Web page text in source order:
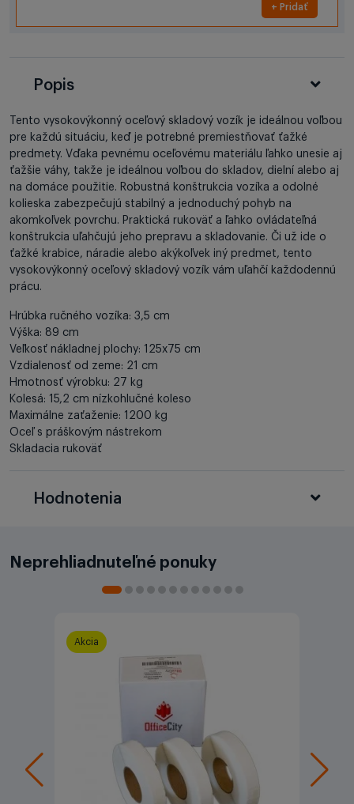
+ Pridať
Popis
Tento vysokovýkonný oceľový skladový vozík je ideálnou voľbou
pre každú situáciu, keď je potrebné premiestňovať ťažké
predmety. Vďaka pevnému oceľovému materiálu ľahko unesie aj
ťažšie váhy, takže je ideálnou voľbou do skladov, dielní alebo aj
na domáce použitie. Robustná konštrukcia vozíka a odolné
kolieska zabezpečujú stabilný a jednoduchý pohyb na
akomkoľvek povrchu. Praktická rukoväť a ľahko ovládateľná
konštrukcia uľahčujú jeho prepravu a skladovanie. Či už ide o
ťažké krabice, náradie alebo akýkoľvek iný predmet, tento
vysokovýkonný oceľový skladový vozík vám uľahčí každodennú
prácu.
Hrúbka ručného vozíka: 3,5 cm
Výška: 89 cm
Veľkosť nákladnej plochy: 125x75 cm
Vzdialenosť od zeme: 21 cm
Hmotnosť výrobku: 27 kg
Kolesá: 15,2 cm nízkohlučné koleso
Maximálne zaťaženie: 1200 kg
Oceľ s práškovým nástrekom
Skladacia rukoväť
Hodnotenia
Neprehliadnuteľné ponuky
Akcia